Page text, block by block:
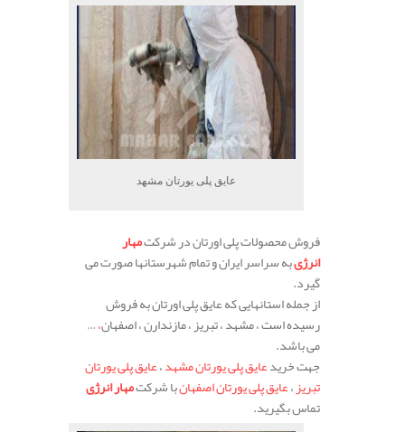
عایق پلی یورتان مشهد
فروش محصولات پلی اورتان در شرکتمهار
انرژیبه سراسر ایران و تمام شهرستانها صورت می
گیرد.
از جمله استانهایی که عایق پلی اورتان به فروش
رسیده است ، مشهد ، تبریز ، مازندارن ، اصفهان،…
می باشد.
جهت خریدعایق پلی یورتان مشهد،عایق پلی یورتان
تبریز ،عایق پلی یورتان اصفهانبا شرکتمهار انرژی
تماس بگیرید.